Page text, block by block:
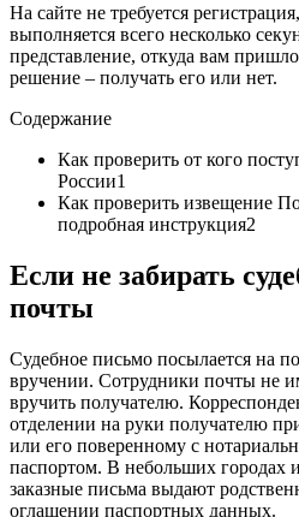
На сайте не требуется
выполняется всего несколько
представление, откуда вам
решение – получать его или нет.
Содержание
Как проверить от кого
России1
Как проверить извещение
подробная инструкция2
Если не забирать
почты
Судебное письмо посылается на
вручении. Сотрудники почты не
вручить получателю.
отделении на руки получателю
или его поверенному с
паспортом. В небольших городах
заказные письма выдают
оглашении паспортных данных.